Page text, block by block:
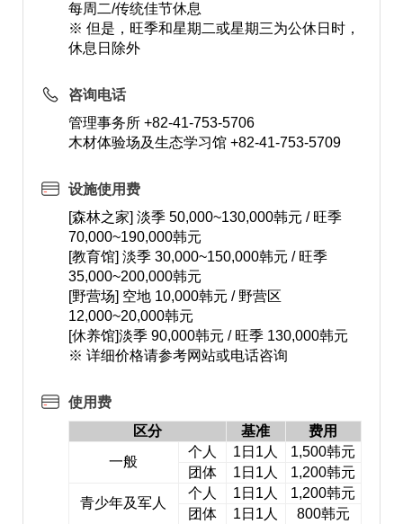
每周二/传统佳节休息
※ 但是，旺季和星期二或星期三为公休日时，
休息日除外
咨询电话
管理事务所 +82-41-753-5706
木材体验场及生态学习馆 +82-41-753-5709
设施使用费
[森林之家] 淡季 50,000~130,000韩元 / 旺季
70,000~190,000韩元
[教育馆] 淡季 30,000~150,000韩元 / 旺季
35,000~200,000韩元
[野营场] 空地 10,000韩元 / 野营区
12,000~20,000韩元
[休养馆]淡季 90,000韩元 / 旺季 130,000韩元
※ 详细价格请参考网站或电话咨询
使用费
区分
基准
费用
一般
个人 1日1人
1,500韩元
团体
1日1人
1,200韩元
青少年及军人
个人 1日1人
1,200韩元
团体
1日1人
800韩元